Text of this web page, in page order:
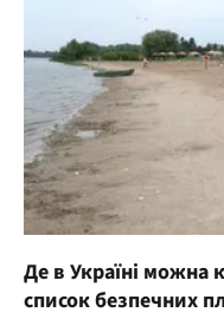
Де в Україні
список безпечних